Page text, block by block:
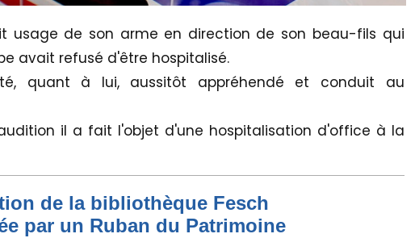
usage de son arme en direction de son beau-fils qui
avait refusé d'être hospitalisé.
quant à lui, aussitôt appréhendé et conduit au
il a fait l'objet d'une hospitalisation d'office à la
de la bibliothèque Fesch
par un Ruban du Patrimoine